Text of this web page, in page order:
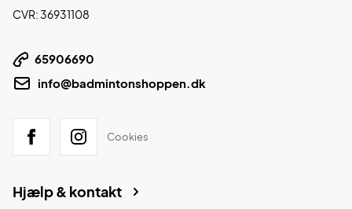
CVR: 36931108
65906690
info@badmintonshoppen.dk
Cookies
Hjælp & kontakt